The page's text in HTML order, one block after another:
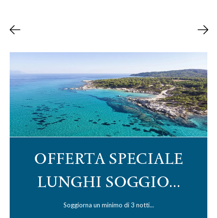
OFFERTA SPECIALE
LUNGHI SOGGIO...
Soggiorna un minimo di 3 notti...